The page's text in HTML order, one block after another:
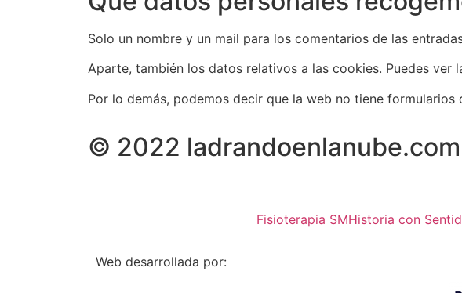
Solo un nombre y un mail para los comentarios de las
Aparte, también los datos relativos a las cookies. Puedes
Por lo demás, podemos decir que la web no tiene
© 2022
Fisioterapia SMHistoria con
Web desarrollada por: